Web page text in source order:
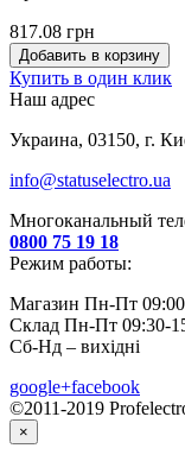
817.08 грн
Добавить в корзину
Купить в один клик
Наш адрес
Украина, 03150, г.
info@statuselectro.ua
Многоканальный
0800 75 19 18
Режим работы:
Магазин Пн-Пт
Склад Пн-Пт 09:30-
Сб-Нд – вихідні
google+facebook
©2011-2019
×